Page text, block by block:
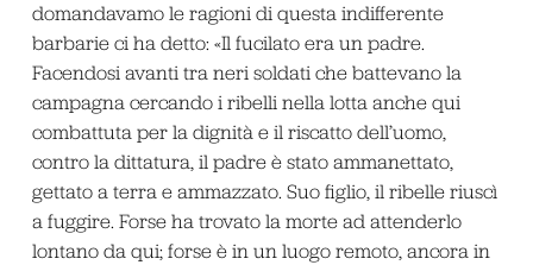
domandavamo le ragioni di questa indifferente
barbarie ci ha detto: «Il fucilato era un padre.
Facendosi avanti tra neri soldati che battevano la
campagna cercando i ribelli nella lotta anche qui
combattuta per la dignità e il riscatto dell’uomo,
contro la dittatura, il padre è stato ammanettato,
gettato a terra e ammazzato. Suo figlio, il ribelle riuscì
a fuggire. Forse ha trovato la morte ad attenderlo
lontano da qui; forse è in un luogo remoto, ancora in